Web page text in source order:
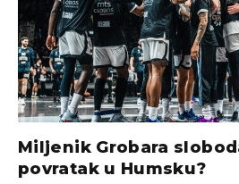
Miljenik Grobara
povratak u Humsku?